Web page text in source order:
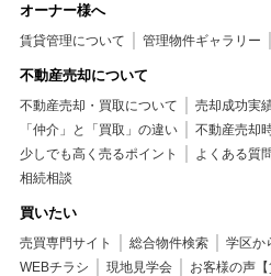
オーナー様へ
賃貸管理について 管理物件ギャラリー
不動産売却について
不動産売却・買取について 売却成功実
「仲介」と「買取」の違い
不動産売却
少しでも高く売るポイント
よくある質
相続相談
買いたい
売買専門サイト 総合物件検索 学区か
WEBチラシ
現地見学会 お客様の声【